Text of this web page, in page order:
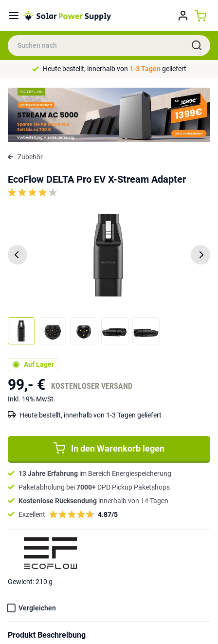
Heute bestellt, innerhalb von 1-3 Tagengeliefert
Zubehör
EcoFlow DELTA Pro EV X-Stream Adapter
Auf Lager
99,- € KOSTENLOSER VERSAND
Inkl. 19% MwSt.
Heute bestellt, innerhalb von 1-3 Tagen geliefert
In den Warenkorb legen
13 Jahre Erfahrung im Bereich Energiespeicherung
Paketabholung bei7000+ DPD Pickup Paketshops
Kostenlose Rücksendung innerhalb von 14 Tagen
Exzellent
4.87/5
Gewicht: 210 g
Vergleichen
Produkt Beschreibung